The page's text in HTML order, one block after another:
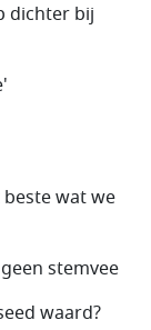
dichter bij
wat we
stemvee
waard?